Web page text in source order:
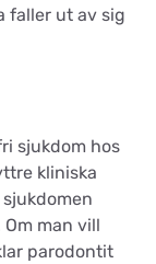
faller ut av sig
sjukdom hos
kliniska
man vill
parodontit